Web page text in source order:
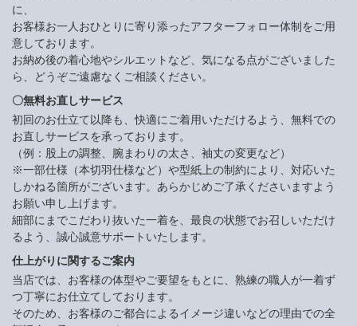
に、
お客様お一人おひとりに寄り添ったアフターフォロー体制をご用
意しております。
お納め後の着心地やシルエットなど、気になる点がございました
ら、どうぞご遠慮なくご相談ください。
〇無料お直しサービス
初回のお仕立て以降も、快適にご着用いただけるよう、無料での
お直しサービスを承っております。
（例：股上の調整、腕まわりの太さ、袖丈の変更など）
※一部仕様（本切羽仕様など）や型紙上の制約により、対応いた
しかねる箇所がございます。あらかじめご了承くださいますよう
お願い申し上げます。
細部にまでこだわり抜いた一着を、最良の状態でお召しいただけ
るよう、誠心誠意サポートいたします。
仕上がりに関するご案内
当店では、お客様の体型やご要望をもとに、熟練の職人が一着ず
つ丁寧にお仕立てしております。
そのため、お客様のご都合によるイメージ違いなどの理由での全